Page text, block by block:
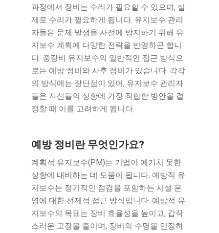
과정에서 장비는 수리가 필요할 수 있으며, 실
제로 수리가 필요하게 됩니다. 유지보수 관리
자들은 문제 발생을 사전에 방지하기 위해 유
지보수 계획에 다양한 전략을 반영하곤 합니
다. 중장비 유지보수의 일반적인 접근 방식으
로는 예방 정비와 사후 정비가 있습니다. 각각
의 방식에는 장단점이 있어, 유지보수 관리자
들은 자신들의 상황에 가장 적합한 방안을 결
정할 때 이를 고려하게 됩니다.
예방 정비란 무엇인가요?
계획적 유지보수(PM)는 기업이 예기치 못한
상황에 대비하는 데 도움이 됩니다. 예방적 유
지보수는 정기적인 점검을 포함하는 시설 운
영에 대한 선제적 접근 방식입니다. 예방적 유
지보수의 목표는 장비 효율성을 높이고, 갑작
스러운 고장을 줄이며, 장비의 수명을 연장하